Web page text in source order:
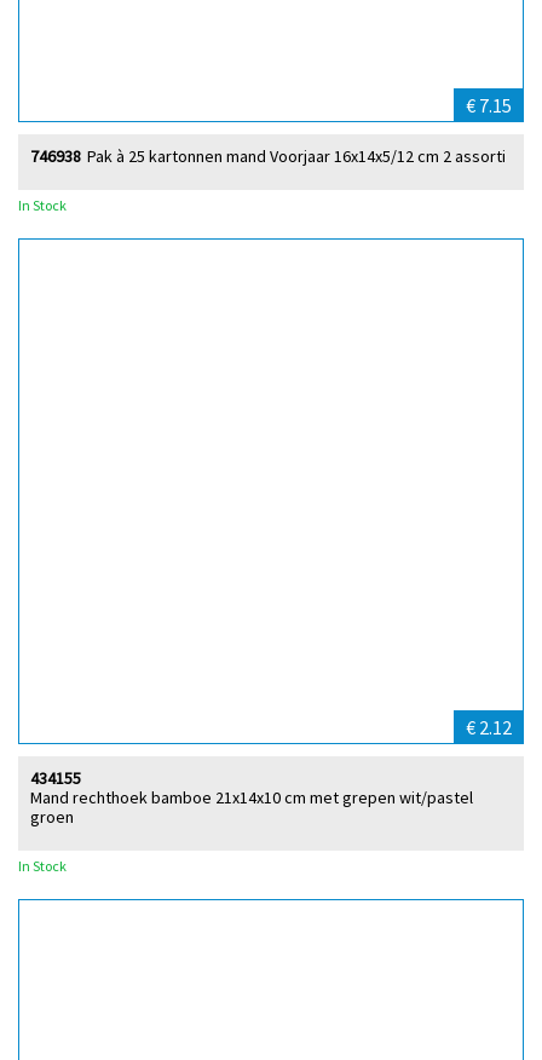
€ 7.15
Pak à 25 kartonnen mand Voorjaar 16x14x5/12 cm 2 assorti
746938
In Stock
€ 2.12
Mand rechthoek bamboe 21x14x10 cm met grepen wit/pastel
groen
434155
In Stock